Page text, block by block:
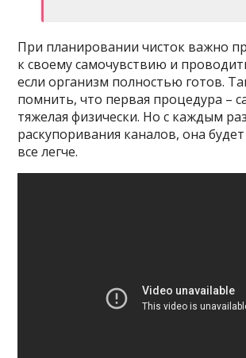
При планировании чисток важно
к своему самочувствию и
если организм полностью готов.
помнить, что первая процедура –
тяжелая физически. Но с каждым
раскупоривания каналов, она
все легче.